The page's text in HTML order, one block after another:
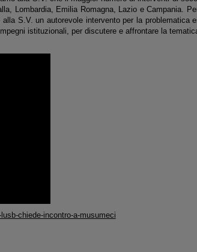
Lombardia, Emilia Romagna, Lazio e Campania.
S.V. un autorevole intervento per la problematica
istituzionali, per discutere e affrontare la
chiede-incontro-a-musumeci